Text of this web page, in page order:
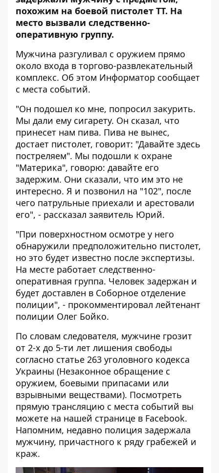
похожим на боевой пистолет ТТ. На
место вызвали следственно-
оперативную группу.
Мужчина разгуливал с оружием прямо
около входа в торгово-развлекательный
комплекс. Об этом Информатор сообщает
с места событий.
"Он подошел ко мне, попросил закурить.
Мы дали ему сигарету. Он сказал, что
принесет нам пива. Пива не вынес,
достает пистолет, говорит: "Давайте здесь
постреляем". Мы подошли к охране
"Материка", говорю: давайте его
задержим. Они сказали, что им это не
интересно. Я и позвонил на "102", после
чего патрульные приехали и арестовали
его", - рассказал заявитель Юрий.
"При поверхностном осмотре у него
обнаружили предположительно пистолет,
но это будет известно после экспертизы.
На месте работает следственно-
оперативная группа. Человек задержан и
будет доставлен в Соборное отделение
полиции", - прокомментировал лейтенант
полиции Олег Бойко.
По словам следователя, мужчине грозит
от 2-х до 5-ти лет лишения свободы
согласно статье 263 уголовного кодекса
Украины (Незаконное обращение с
оружием, боевыми припасами или
взрывными веществами). Посмотреть
прямую трансляцию с места событий вы
можете на нашей странице в Facebook.
Напомним, недавно полиция задержала
мужчину, причастного к ряду грабежей и
краж.